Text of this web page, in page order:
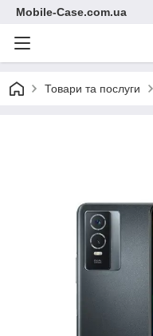
Mobile-Case.com.ua
Товари та послуги